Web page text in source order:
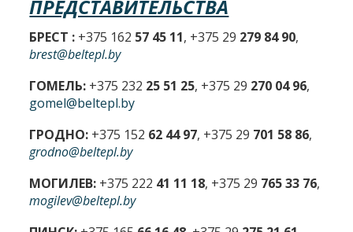
ПРЕДСТАВИТЕЛЬСТВА
БРЕСТ : +375 162 57 45 11, +375 29 279 84 90,
brest@beltepl.by
ГОМЕЛЬ: +375 232 25 51 25, +375 29 270 04 96,
gomel@beltepl.by
ГРОДНО: +375 152 62 44 97, +375 29 701 58 86,
grodno@beltepl.by
МОГИЛЕВ: +375 222 41 11 18, +375 29 765 33 76,
mogilev@beltepl.by